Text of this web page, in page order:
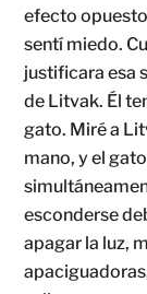
efecto
sentí miedo.
justificara esa
de Litvak. Él
gato. Miré a
mano, y el
esconderse
apagar la luz,